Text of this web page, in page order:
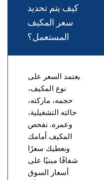
كيف يتم تحديد
سعر المكيف
المستعمل؟
يعتمد السعر على
نوع المكيف،
حجمه، ماركته،
حالته التشغيلية،
وعمره. نفحص
المكيف أمامك
ونعطيك سعرًا
شفافًا مبنيًا على
أسعار السوق